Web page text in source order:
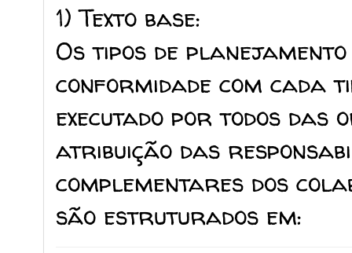
1) Texto base:
Os tipos de
conformidade com cada
executado por todos das
atribuição das
complementares dos
são estruturados em: